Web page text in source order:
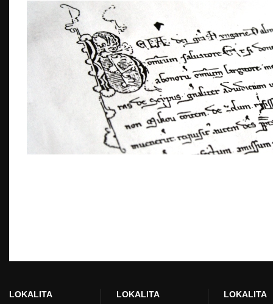
LOKALITA LOKALITA LOKALITA